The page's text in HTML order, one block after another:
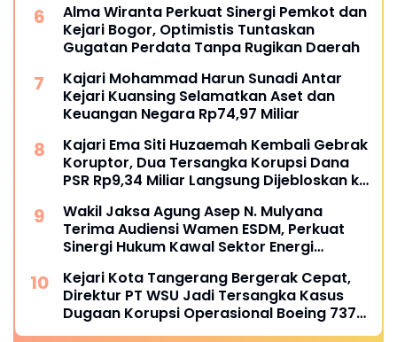
Alma Wiranta Perkuat Sinergi Pemkot dan
Kejari Bogor, Optimistis Tuntaskan
Gugatan Perdata Tanpa Rugikan Daerah
Kajari Mohammad Harun Sunadi Antar
Kejari Kuansing Selamatkan Aset dan
Keuangan Negara Rp74,97 Miliar
Kajari Ema Siti Huzaemah Kembali Gebrak
Koruptor, Dua Tersangka Korupsi Dana
PSR Rp9,34 Miliar Langsung Dijebloskan ke
Wakil Jaksa Agung Asep N. Mulyana
Terima Audiensi Wamen ESDM, Perkuat
Sinergi Hukum Kawal Sektor Energi
Kejari Kota Tangerang Bergerak Cepat,
Direktur PT WSU Jadi Tersangka Kasus
Dugaan Korupsi Operasional Boeing 737-
300